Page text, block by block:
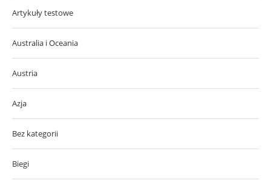
Artykuły testowe
Australia i Oceania
Austria
Azja
Bez kategorii
Biegi